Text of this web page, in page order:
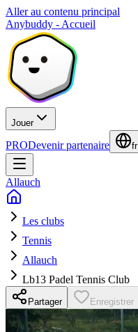
Aller au contenu principal
Anybuddy - Accueil
Jouer
PRODevenir partenaire fr
Allauch
Les clubs
Tennis
Allauch
Lb13 Padel Tennis Club
Partager Enregistrer